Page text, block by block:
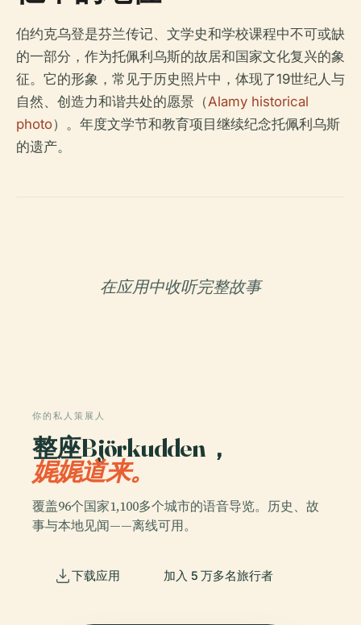
伯约克乌登是芬兰传记、文学史和学校课程中不可或缺
的一部分，作为托佩利乌斯的故居和国家文化复兴的象
征。它的形象，常见于历史照片中，体现了19世纪人与
自然、创造力和谐共处的愿景（Alamy historical
photo）。年度文学节和教育项目继续纪念托佩利乌斯
的遗产。
在应用中收听完整故事
你的私人策展人
整座Björkudden，
娓娓道来。
覆盖96个国家1,100多个城市的语音导览。历史、故
事与本地见闻——离线可用。
下载应用 加入 5 万多名旅行者